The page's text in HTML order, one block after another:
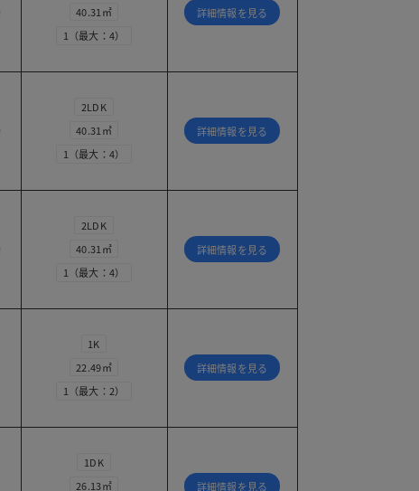
40.31㎡
1（最大：4）
詳細情報を見る
2LDK
40.31㎡
1（最大：4）
詳細情報を見る
2LDK
40.31㎡
1（最大：4）
詳細情報を見る
1K
22.49㎡
1（最大：2）
詳細情報を見る
1DK
26.13㎡
詳細情報を見る